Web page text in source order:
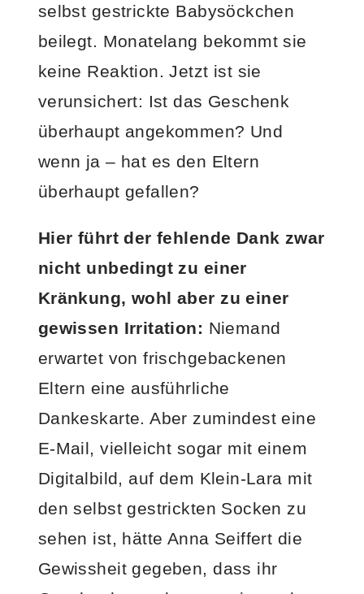
selbst gestrickte Babysöckchen
beilegt. Monatelang bekommt sie
keine Reaktion. Jetzt ist sie
verunsichert: Ist das Geschenk
überhaupt angekommen? Und
wenn ja – hat es den Eltern
überhaupt gefallen?
Hier führt der fehlende Dank zwar
nicht unbedingt zu einer
Kränkung, wohl aber zu einer
gewissen Irritation: Niemand
erwartet von frischgebackenen
Eltern eine ausführliche
Dankeskarte. Aber zumindest eine
E-Mail, vielleicht sogar mit einem
Digitalbild, auf dem Klein-Lara mit
den selbst gestrickten Socken zu
sehen ist, hätte Anna Seiffert die
Gewissheit gegeben, dass ihr